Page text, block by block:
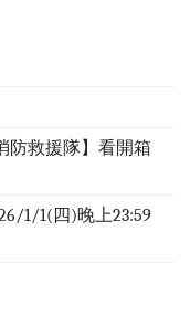
防救援隊】看開箱
1/1(四)晚上23:59